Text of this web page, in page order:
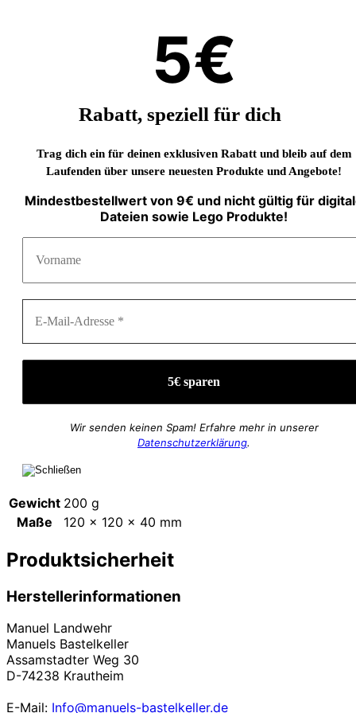
5€
Rabatt, speziell für dich
Trag dich ein für deinen exklusiven Rabatt und bleib auf dem
Laufenden über unsere neuesten Produkte und Angebote!
Mindestbestellwert von 9€ und nicht gültig für
Dateien sowie Lego Produkte!
Wir senden keinen Spam! Erfahre mehr in unserer
Datenschutzerklärung.
Gewicht 200 g
Maße
120 × 120 × 40 mm
Produktsicherheit
Herstellerinformationen
Manuel Landwehr
Manuels Bastelkeller
Assamstadter Weg 30
D-74238 Krautheim
E-Mail: Info@manuels-bastelkeller.de